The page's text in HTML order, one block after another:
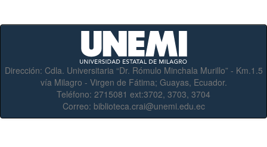
Dirección: Cdla. Universitaria “Dr. Rómulo Minchala Murillo” - Km.1.5
vía Milagro - Virgen de Fátima; Guayas, Ecuador.
Teléfono: 2715081 ext:3702, 3703, 3704
Correo: biblioteca.crai@unemi.edu.ec